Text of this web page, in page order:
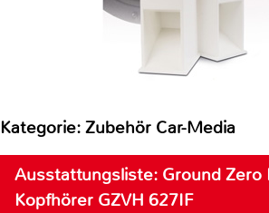
Kategorie: Zubehör Car-Media
Ausstattungsliste: Ground Zero
Kopfhörer GZVH 627IF